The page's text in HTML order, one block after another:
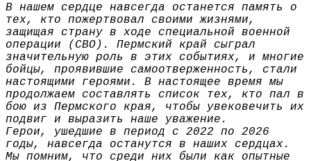
В нашем сердце навсегда останется память о
тех, кто пожертвовал своими жизнями,
защищая страну в ходе специальной военной
операции (СВО). Пермский край сыграл
значительную роль в этих событиях, и многие
бойцы, проявившие самоотверженность, стали
настоящими героями. В настоящее время мы
продолжаем составлять список тех, кто пал в
бою из Пермского края, чтобы увековечить их
подвиг и выразить наше уважение.
Герои, ушедшие в период с 2022 по 2026
годы, навсегда останутся в наших сердцах.
Мы помним, что среди них были как опытные